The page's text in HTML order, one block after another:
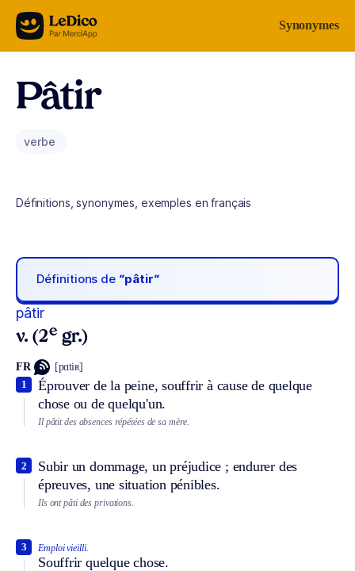
Aller au contenu Synonymes
Pâtir
verbe
Définitions, synonymes, exemples en français
Définitions de “pâtir“
pâtir
v. (2e gr.)
FR [pɑtiʀ]
Éprouver de la peine, souffrir à cause de quelque
chose ou de quelqu'un.
1
Il pâtit des absences répétées de sa mère.
Subir un dommage, un préjudice ; endurer des
épreuves, une situation pénibles.
2
Ils ont pâti des privations.
Emploi vieilli.
Souffrir quelque chose.
3